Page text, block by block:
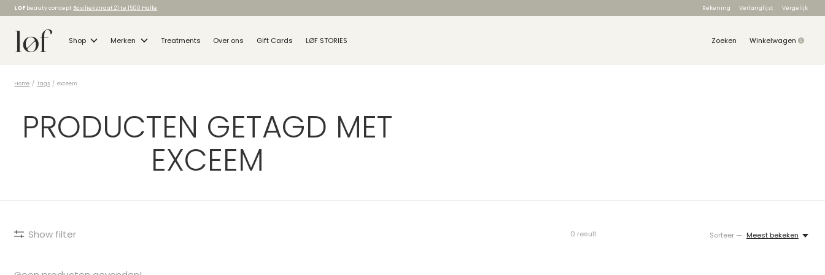
LOF beauty concept Basiliekstraat 21 te 1500 Halle Rekening Verlanglijst Vergelijk
Shop Merken Treatments Over ons Gift Cards LØF STORIES Zoeken Winkelwagen 0items
Home / Tags / exceem
PRODUCTEN GETAGD MET
EXCEEM
Show filter 0 result Sorteer — Meest bekeken